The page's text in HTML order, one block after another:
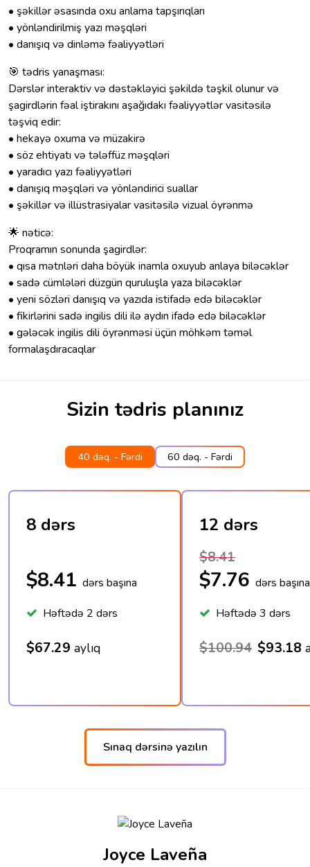
• şəkillər əsasında oxu anlama tapşırıqları
• yönləndirilmiş yazı məşqləri
• danışıq və dinləmə fəaliyyətləri
🎯 tədris yanaşması:
Dərslər interaktiv və dəstəkləyici şəkildə təşkil olunur və
şagirdlərin fəal iştirakını aşağıdakı fəaliyyətlər vasitəsilə
təşviq edir:
• hekayə oxuma və müzakirə
• söz ehtiyatı və tələffüz məşqləri
• yaradıcı yazı fəaliyyətləri
• danışıq məşqləri və yönləndirici suallar
• şəkillər və illüstrasiyalar vasitəsilə vizual öyrənmə
🌟 nəticə:
Proqramın sonunda şagirdlər:
• qısa mətnləri daha böyük inamla oxuyub anlaya biləcəklər
• sadə cümlələri düzgün quruluşla yaza biləcəklər
• yeni sözləri danışıq və yazıda istifadə edə biləcəklər
• fikirlərini sadə ingilis dili ilə aydın ifadə edə biləcəklər
• gələcək ingilis dili öyrənməsi üçün möhkəm təməl
formalaşdıracaqlar
Sizin tədris planınız
40 dəq. - Fərdi 60 dəq. - Fərdi
8 dərs
$8.41 dərs başına
Həftədə 2 dərs
$67.29 aylıq
12 dərs
$8.41
$7.76 dərs başına
Həftədə 3 dərs
$100.94 $93.18
Sınaq dərsinə yazılın
Joyce Laveña